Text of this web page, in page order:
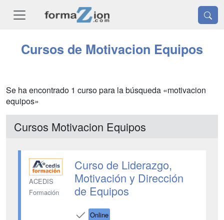
Cursos de Motivacion Equipos
Se ha encontrado 1 curso para la búsqueda «motivacion
equipos»
Cursos Motivacion Equipos
ACEDIS
Formación
Curso de Liderazgo,
Motivación y Dirección
de Equipos
Online